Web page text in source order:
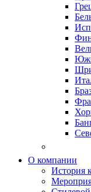
О компании
История